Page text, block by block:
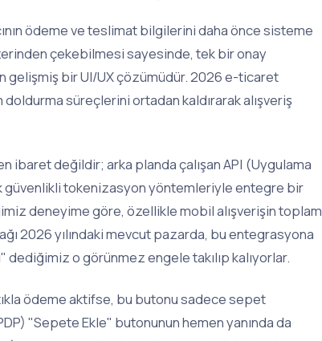
ödeme ve teslimat bilgilerini daha önce sisteme
çekebilmesi sayesinde, tek bir onay
gelişmiş bir UI/UX çözümüdür. 2026 e-ticaret
süreçlerini ortadan kaldırarak alışveriş
değildir; arka planda çalışan API (Uygulama
güvenlikli tokenizasyon yöntemleriyle entegre bir
deneyime göre, özellikle mobil alışverişin toplam
2026 yılındaki mevcut pazarda, bu entegrasyona
o görünmez engele takılıp kalıyorlar.
ödeme aktifse, bu butonu sadece sepet
"Sepete Ekle" butonunun hemen yanında da